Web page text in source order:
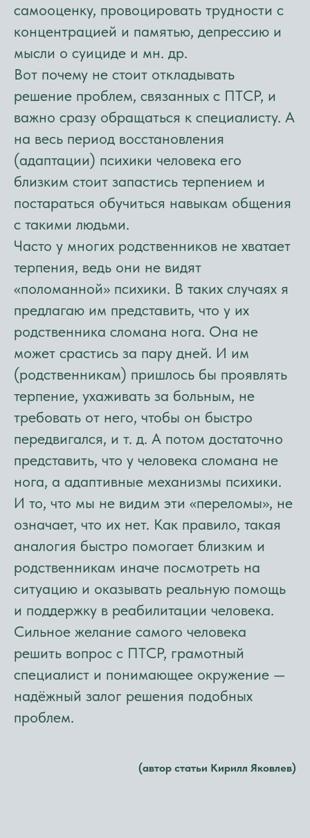
самооценку, провоцировать трудности с
концентрацией и памятью, депрессию и
мысли о суициде и мн. др.
Вот почему не стоит откладывать
решение проблем, связанных с ПТСР, и
важно сразу обращаться к специалисту. А
на весь период восстановления
(адаптации) психики человека его
близким стоит запастись терпением и
постараться обучиться навыкам общения
с такими людьми.
Часто у многих родственников не хватает
терпения, ведь они не видят
«поломанной» психики. В таких случаях я
предлагаю им представить, что у их
родственника сломана нога. Она не
может срастись за пару дней. И им
(родственникам) пришлось бы проявлять
терпение, ухаживать за больным, не
требовать от него, чтобы он быстро
передвигался, и т. д. А потом достаточно
представить, что у человека сломана не
нога, а адаптивные механизмы психики.
И то, что мы не видим эти «переломы», не
означает, что их нет. Как правило, такая
аналогия быстро помогает близким и
родственникам иначе посмотреть на
ситуацию и оказывать реальную помощь
и поддержку в реабилитации человека.
Сильное желание самого человека
решить вопрос с ПТСР, грамотный
специалист и понимающее окружение —
надёжный залог решения подобных
проблем.
(автор статьи Кирилл Яковлев)